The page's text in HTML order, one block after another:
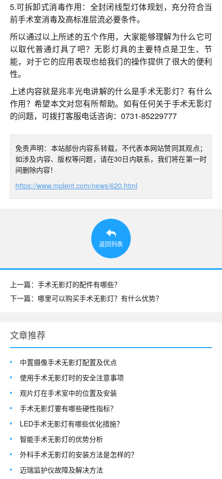
5.可拆卸式消毒作用：全封闭线型灯体规划，充分符合当
前手术室消毒及高标准层流必要条件。
所以通过以上所述的五个作用，大家能够理解为什么它可
以取代普通灯具了吧？无影灯具的主要特点是卫生、节
能，对于它的应用表现也给我们的操作提供了很大的便利
性。
上述内容就是兆丰光电讲解的什么是手术无影灯？有什么
作用？希望本文对您有所帮助。如有任何关于手术无影灯
的问题，可拨打客服电话咨询：0731-85229777
免责声明：本站部份内容系转载，不代表本网站赞同其观点；
如涉及内容、版权等问题，请在30日内联系，我们将在第一时
间删除内容！
https://www.mplent.com/news/620.html
返回列表
上一篇：手术无影灯的配件有哪些？
下一篇：哪里可以购买手术无影灯？有什么优势？
文章推荐
中置摄像手术无影灯配置及优点
使用手术无影灯时的安全注意事项
观片灯在手术室中的位置及安装
手术无影灯要有哪些硬性指标？
LED手术无影灯有哪些优化措施？
智能手术无影灯的优势分析
外科手术无影灯的安装方法是怎样的？
迈瑞监护仪故障及解决方法